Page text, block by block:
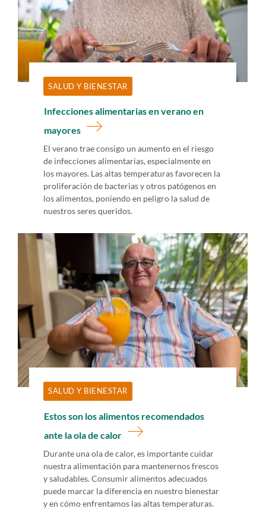
SALUD Y BIENESTAR
Infecciones alimentarias en verano en
mayores
El verano trae consigo un aumento en el riesgo
de infecciones alimentarias, especialmente en
los mayores. Las altas temperaturas favorecen la
proliferación de bacterias y otros patógenos en
los alimentos, poniendo en peligro la salud de
nuestros seres queridos.
SALUD Y BIENESTAR
Estos son los alimentos recomendados
ante la ola de calor
Durante una ola de calor, es importante cuidar
nuestra alimentación para mantenernos frescos
y saludables. Consumir alimentos adecuados
puede marcar la diferencia en nuestro bienestar
y en cómo enfrentamos las altas temperaturas.